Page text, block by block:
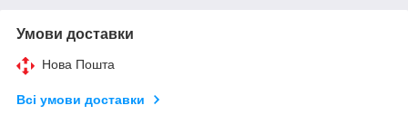
Умови доставки
Нова Пошта
Всі умови доставки